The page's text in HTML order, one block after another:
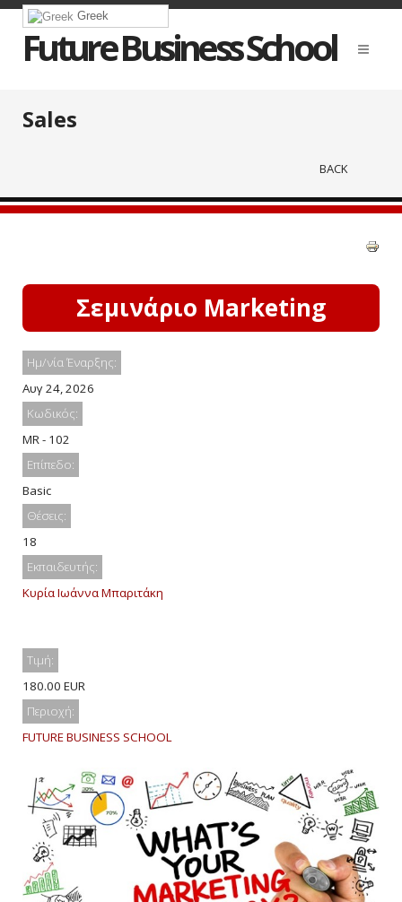
Greek
Future Business School
Sales
BACK
Σεμινάριο Marketing
Ημ/νία Έναρξης:
Αυγ 24, 2026
Κωδικός:
MR - 102
Επίπεδο:
Basic
Θέσεις:
18
Εκπαιδευτής:
Κυρία Ιωάννα Μπαριτάκη
Τιμή:
180.00 EUR
Περιοχή:
FUTURE BUSINESS SCHOOL